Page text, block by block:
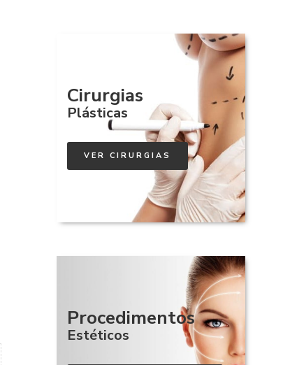
Cirurgias
Plásticas
VER CIRURGIAS
Procedimentos
Estéticos